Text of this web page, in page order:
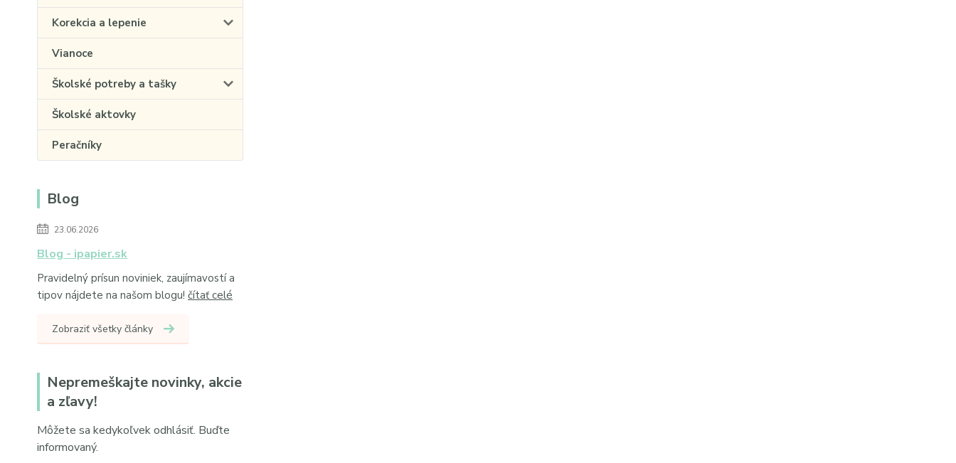
Korekcia a lepenie
Vianoce
Školské potreby a tašky
Školské aktovky
Peračníky
Blog
23.06.2026
Blog - ipapier.sk
Pravidelný prísun noviniek, zaujímavostí a
tipov nájdete na našom blogu! čítať celé
Zobraziť všetky články
Nepremeškajte novinky, akcie
a zľavy!
Môžete sa kedykoľvek odhlásiť. Buďte
informovaný.